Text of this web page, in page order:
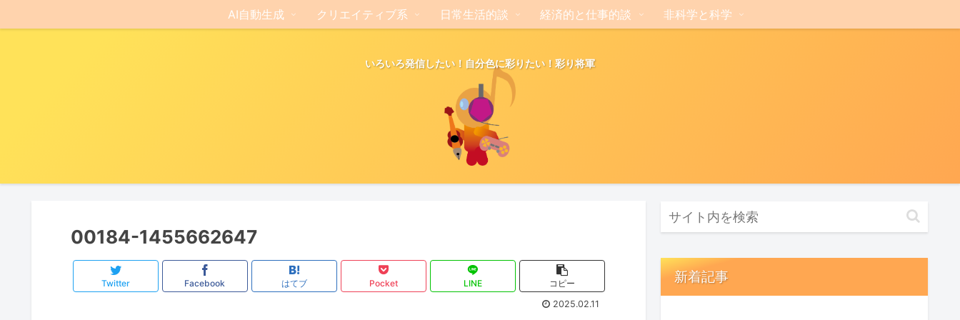
いろいろ発信したい！自分色に彩りたい！彩り将軍
AI自動生成 クリエイティブ系 日常生活的談 経済的と仕事的談 非科学と科学
00184-1455662647
Twitter Facebook はてブ Pocket LINE
コピー
2025.02.11
新着記事